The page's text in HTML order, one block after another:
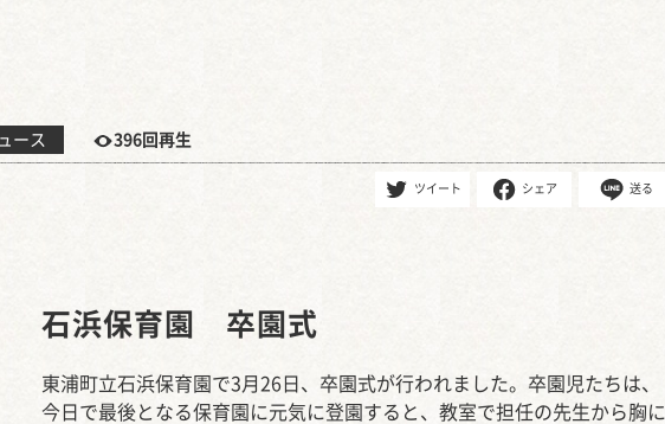
ース 396回再生
ツイート シェア 送る
石浜保育園 卒園式
東浦町立石浜保育園で3月26日、卒園式が行われました。卒園児たちは、
今日で最後となる保育園に元気に登園すると、教室で担任の先生から胸に